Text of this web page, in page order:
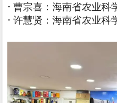
· 曹宗喜：海南省农业科
· 许慧贤：海南省农业科